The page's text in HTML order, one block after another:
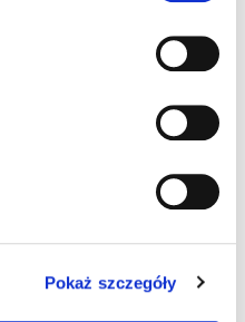
Pokaż szczegóły
SPRAWDŹ >